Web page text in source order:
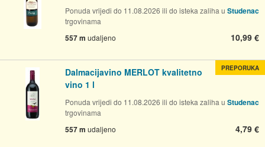
Ponuda vrijedi do 11.08.2026 ili do isteka zaliha u Studenac
trgovinama
557 m udaljeno 10,99 €
Dalmacijavino MERLOT kvalitetno
vino 1 l
Ponuda vrijedi do 11.08.2026 ili do isteka zaliha u Studenac
trgovinama
557 m udaljeno 4,79 €
PREPORUKA